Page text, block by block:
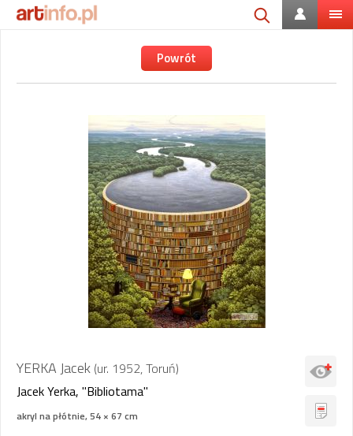
Powrót
YERKA Jacek (ur. 1952, Toruń)
Jacek Yerka, "Bibliotama"
akryl na płótnie, 54 × 67 cm